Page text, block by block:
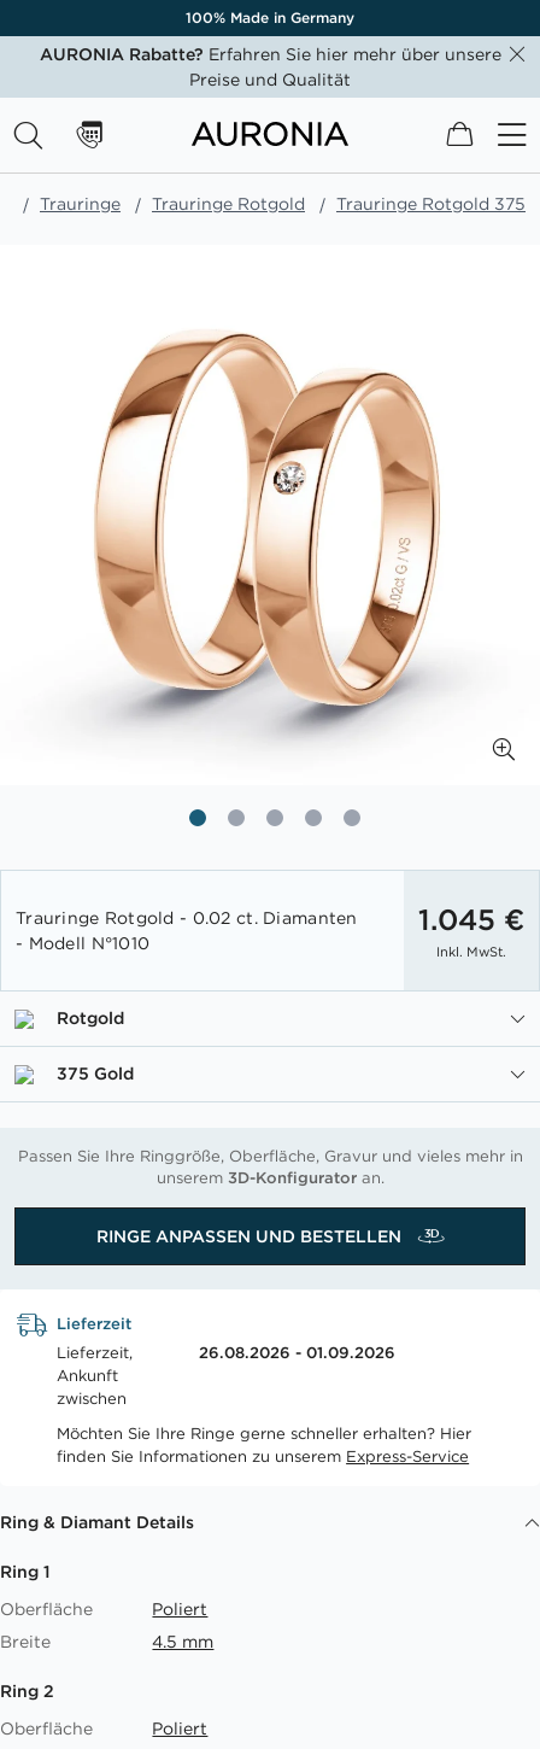
100% Made in Germany
AURONIA Rabatte? Erfahren Sie hier mehr über unsere
Preise und Qualität
Mein
Trauringe Trauringe Rotgold Trauringe Rotgold 375
der
Bildgalerie
Trauringe Rotgold - 0.02 ct. Diamanten
- Modell N°1010
1.045 €
Inkl. MwSt.
Rotgold
375 Gold
Passen Sie Ihre Ringgröße, Oberfläche, Gravur und vieles mehr in
unserem 3D-Konfiguratoran.
RINGE ANPASSEN UND BESTELLEN
Lieferzeit
Lieferzeit,
Ankunft
zwischen
26.08.2026 - 01.09.2026
Möchten Sie Ihre Ringe gerne schneller erhalten? Hier
finden Sie Informationen zu unserem Express-Service
Ring & Diamant Details
Ring 1
Oberfläche
Poliert
Breite
4.5 mm
Ring 2
Oberfläche
Poliert